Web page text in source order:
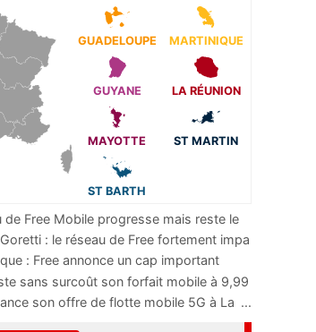
GUADELOUPE MARTINIQUE
GUYANE LA RÉUNION
MAYOTTE ST MARTIN
ST BARTH
de Free Mobile progresse mais reste le
...
: le réseau de Free fortement impa
: Free annonce un cap important
...
sans surcoût son forfait mobile à 9,99
son offre de flotte mobile 5G à La ...